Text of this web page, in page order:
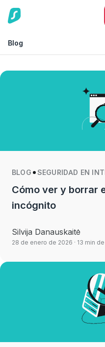
Blog
BLOG SEGURIDAD EN
Cómo ver y borrar
incógnito
Silvija Danauskaitė
28 de enero de 2026 · 13 min